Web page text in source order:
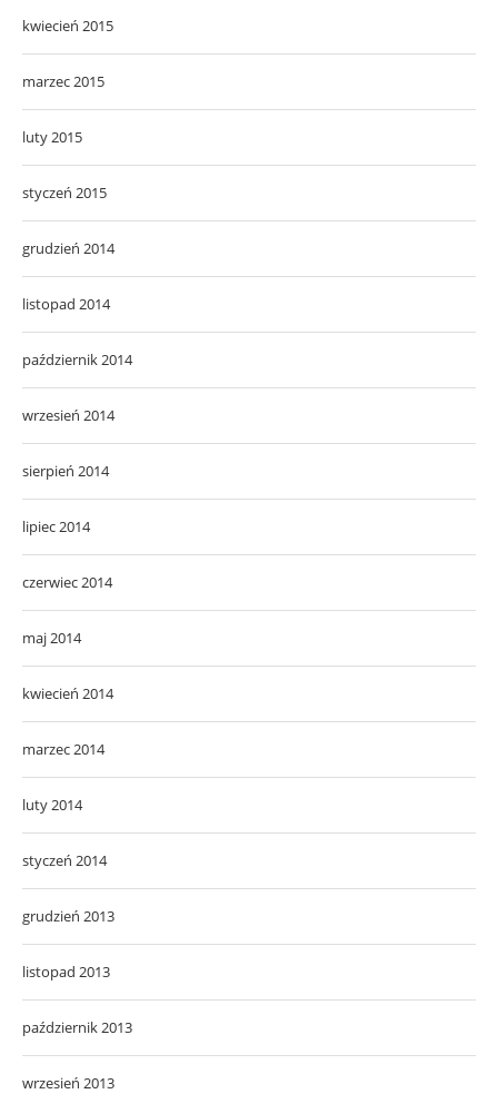
kwiecień 2015
marzec 2015
luty 2015
styczeń 2015
grudzień 2014
listopad 2014
październik 2014
wrzesień 2014
sierpień 2014
lipiec 2014
czerwiec 2014
maj 2014
kwiecień 2014
marzec 2014
luty 2014
styczeń 2014
grudzień 2013
listopad 2013
październik 2013
wrzesień 2013